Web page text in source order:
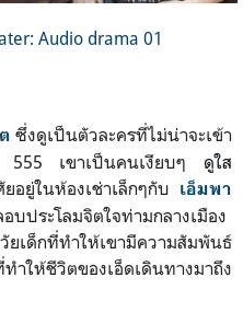
Audio drama 01
ตซึ่งดูเป็นตัวละครที่ไม่น่าจะเข้า
555 เขาเป็นคนเงียบๆ ดูใส
อยู่ในห้องเช่าเล็กๆกับ เอ็มพา
บประโลมจิตใจท่ามกลางเมือง
ยเด็กที่ทำให้เขามีความสัมพันธ์
ให้ชีวิตของเอ็ดเดินทางมาถึง